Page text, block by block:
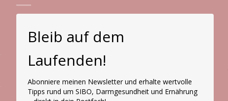
Bleib auf dem
Laufenden!
Abonniere meinen Newsletter und erhalte wertvolle
Tipps rund um SIBO, Darmgesundheit und Ernährung